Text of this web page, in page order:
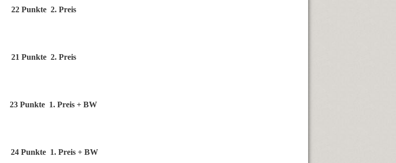
22 Punkte 2. Preis
21 Punkte 2. Preis
23 Punkte 1. Preis + BW
24 Punkte 1. Preis + BW